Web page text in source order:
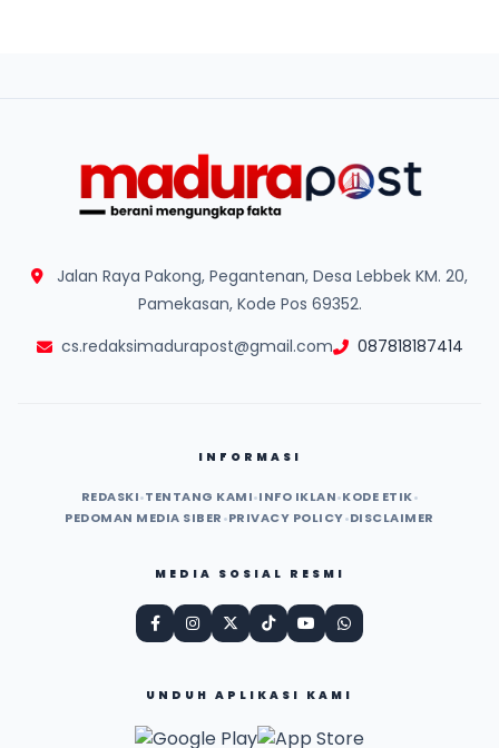
Jalan Raya Pakong, Pegantenan, Desa Lebbek KM. 20,
Pamekasan, Kode Pos 69352.
cs.redaksimadurapost@gmail.com
087818187414
INFORMASI
REDASKI•TENTANG KAMI•INFO IKLAN•KODE ETIK•
PEDOMAN MEDIA SIBER•PRIVACY POLICY•DISCLAIMER
MEDIA SOSIAL RESMI
UNDUH APLIKASI KAMI